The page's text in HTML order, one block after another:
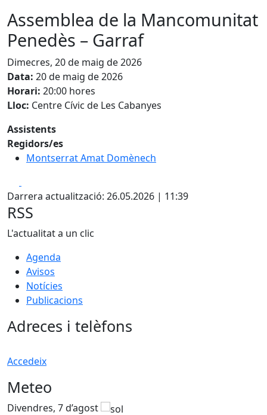
Assemblea de la Mancomunitat
Penedès – Garraf
Dimecres, 20 de maig de 2026
Data: 20 de maig de 2026
Horari: 20:00 hores
Lloc: Centre Cívic de Les Cabanyes
Assistents
Regidors/es
Montserrat Amat Domènech
Darrera actualització: 26.05.2026 | 11:39
RSS
L'actualitat a un clic
Agenda
Avisos
Notícies
Publicacions
Adreces i telèfons
Accedeix
Meteo
Divendres, 7 d’agost